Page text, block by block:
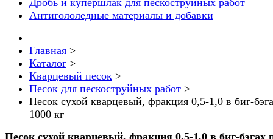
Дробь и купершлак для пескоструйных работ
Антигололедные материалы и добавки
Главная >
Каталог >
Кварцевый песок >
Песок для пескоструйных работ >
Песок сухой кварцевый, фракция 0,5-1,0 в биг-
1000 кг